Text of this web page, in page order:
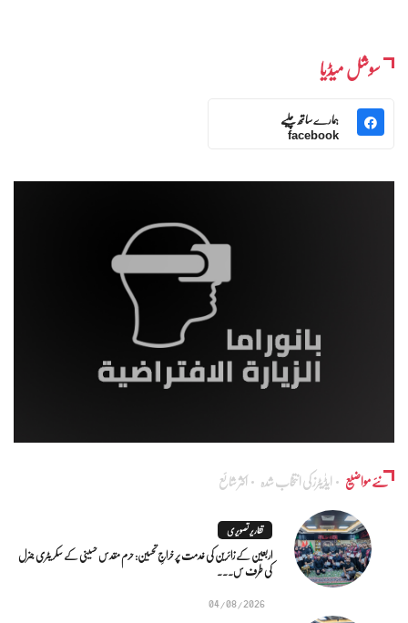
سوشل میڈیا
ہمارے ساتھ چلیے
facebook
نئے مواضیع ایڈٰیٹرز کی انتخاب شدہ اکثر شائع
تقاریر تصویری
اربعین کے زائرین کی خدمت پر خراجِ تحسین: حرم مقدس حسینی کے سکریٹری جنرل
کی طرف س...
04/08/2026